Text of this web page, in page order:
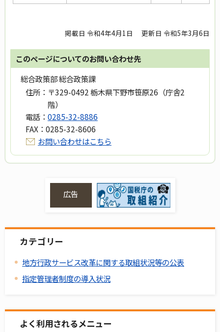
掲載日 令和4年4月1日 更新日 令和5年3月6日
このページについてのお問い合わせ先
総合政策部 総合政策課
住所： 〒329-0492 栃木県下野市笹原26（庁舎2
階）
電話： 0285-32-8886
FAX： 0285-32-8606
お問い合わせはこちら
広告
カテゴリー
地方行政サービス改革に関する取組状況等の公表
指定管理者制度の導入状況
よく利用されるメニュー